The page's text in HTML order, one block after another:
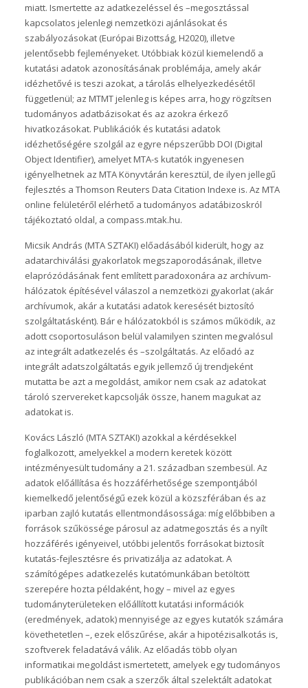
miatt. Ismertette az adatkezeléssel és –megosztással
kapcsolatos jelenlegi nemzetközi ajánlásokat és
szabályozásokat (Európai Bizottság, H2020), illetve
jelentősebb fejleményeket. Utóbbiak közül kiemelendő a
kutatási adatok azonosításának problémája, amely akár
idézhetővé is teszi azokat, a tárolás elhelyezkedésétől
függetlenül; az MTMT jelenleg is képes arra, hogy rögzítsen
tudományos adatbázisokat és az azokra érkező
hivatkozásokat. Publikációk és kutatási adatok
idézhetőségére szolgál az egyre népszerűbb DOI (Digital
Object Identifier), amelyet MTA-s kutatók ingyenesen
igényelhetnek az MTA Könyvtárán keresztül, de ilyen jellegű
fejlesztés a Thomson Reuters Data Citation Indexe is. Az MTA
online felületéről elérhető a tudományos adatábizoskról
tájékoztató oldal, a compass.mtak.hu.
Micsik András (MTA SZTAKI) előadásából kiderült, hogy az
adatarchiválási gyakorlatok megszaporodásának, illetve
elaprózódásának fent említett paradoxonára az archívum-
hálózatok építésével válaszol a nemzetközi gyakorlat (akár
archívumok, akár a kutatási adatok keresését biztosító
szolgáltatásként). Bár e hálózatokból is számos működik, az
adott csoportosuláson belül valamilyen szinten megvalósul
az integrált adatkezelés és –szolgáltatás. Az előadó az
integrált adatszolgáltatás egyik jellemző új trendjeként
mutatta be azt a megoldást, amikor nem csak az adatokat
tároló szervereket kapcsolják össze, hanem magukat az
adatokat is.
Kovács László (MTA SZTAKI) azokkal a kérdésekkel
foglalkozott, amelyekkel a modern keretek között
intézményesült tudomány a 21. században szembesül. Az
adatok előállítása és hozzáférhetősége szempontjából
kiemelkedő jelentőségű ezek közül a közszférában és az
iparban zajló kutatás ellentmondásossága: míg előbbiben a
források szűkössége párosul az adatmegosztás és a nyílt
hozzáférés igényeivel, utóbbi jelentős forrásokat biztosít
kutatás-fejlesztésre és privatizálja az adatokat. A
számítógépes adatkezelés kutatómunkában betöltött
szerepére hozta példaként, hogy – mivel az egyes
tudományterületeken előállított kutatási információk
(eredmények, adatok) mennyisége az egyes kutatók számára
követhetetlen –, ezek előszűrése, akár a hipotézisalkotás is,
szoftverek feladatává válik. Az előadás több olyan
informatikai megoldást ismertetett, amelyek egy tudományos
publikációban nem csak a szerzők által szelektált adatokat